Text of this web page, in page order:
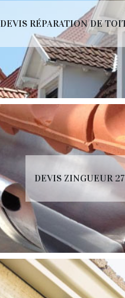
DEVIS RÉPARATION DE
DEVIS ZINGUEUR 27